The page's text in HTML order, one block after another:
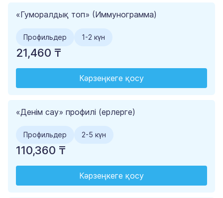
«Гуморалдық топ» (Иммунограмма)
Профильдер 1-2 күн
21,460 ₸
Кәрзеңкеге қосу
«Денім сау» профилі (ерлерге)
Профильдер 2-5 күн
110,360 ₸
Кәрзеңкеге қосу